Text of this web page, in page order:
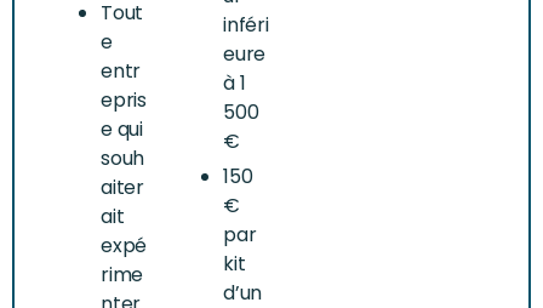
Tout
e
entr
epris
e qui
souh
aiter
ait
expé
rime
inféri
eure
à 1
500
€
150
€
par
kit
d’un